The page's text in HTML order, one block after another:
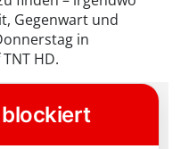
Gegenwart und
in
HD.